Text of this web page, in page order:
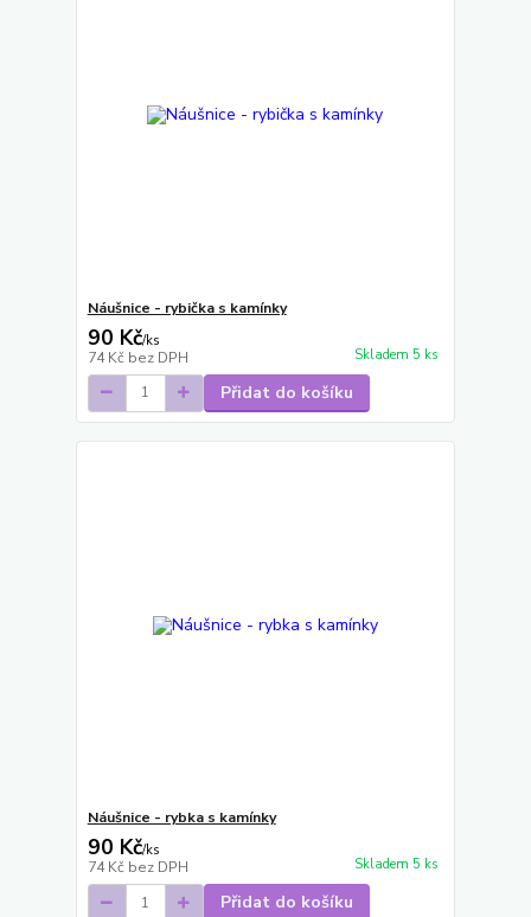
Náušnice - rybička s kamínky
90 Kč/ks
74 Kč bez DPH Skladem 5 ks
Přidat do košíku
Náušnice - rybka s kamínky
90 Kč/ks
74 Kč bez DPH Skladem 5 ks
Přidat do košíku